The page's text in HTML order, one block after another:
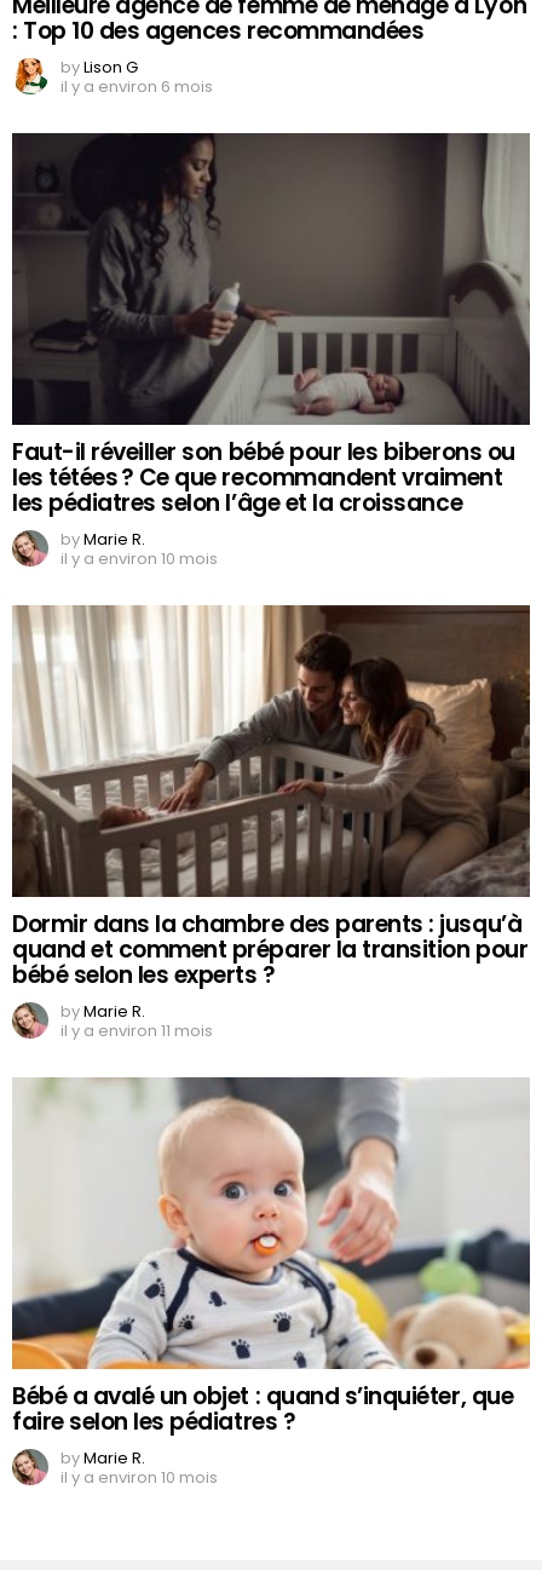
: Top 10 des agences recommandées
byLison G
il y a environ 6 mois
Faut-il réveiller son bébé pour les biberons ou
les tétées ? Ce que recommandent vraiment
les pédiatres selon l’âge et la croissance
byMarie R.
il y a environ 10 mois
Dormir dans la chambre des parents : jusqu’à
quand et comment préparer la transition pour
bébé selon les experts ?
byMarie R.
il y a environ 11 mois
Bébé a avalé un objet : quand s’inquiéter, que
faire selon les pédiatres ?
byMarie R.
il y a environ 10 mois